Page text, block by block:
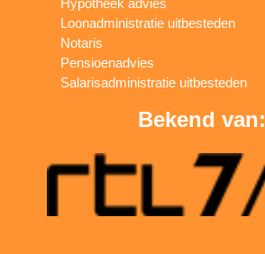
Hypotheek advies
Loonadministratie uitbesteden
Notaris
Pensioenadvies
Salarisadministratie uitbesteden
Bekend van: